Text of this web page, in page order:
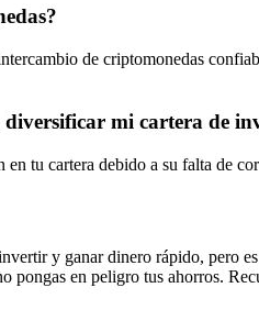
de criptomonedas
mi cartera de
tu cartera debido a su falta de
y ganar dinero rápido, pero
pongas en peligro tus ahorros.